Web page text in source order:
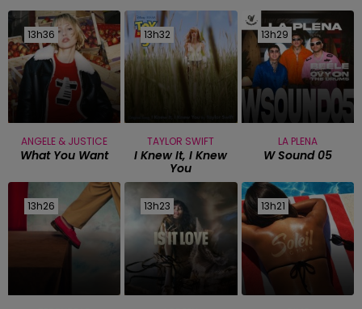
13h36
13h36
ANGELE & JUSTICE
What You Want
13h32
13h32
TAYLOR SWIFT
I Knew It, I Knew
You
13h29
13h29
LA PLENA
W Sound 05
13h26
13h26 13h23
13h23 13h21
13h21